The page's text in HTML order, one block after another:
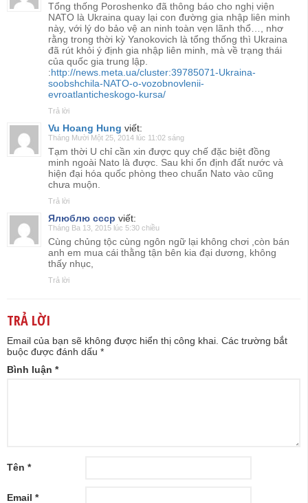
Tổng thống Poroshenko đã thông báo cho nghị viện
NATO là Ukraina quay lại con đường gia nhập liên minh
này, với lý do bảo vệ an ninh toàn vẹn lãnh thổ…, nhơ
rằng trong thời kỳ Yanokovich là tổng thống thì Ukraina
đã rút khỏi ý định gia nhập liên minh, mà về trạng thái
của quốc gia trung lập.
:http://news.meta.ua/cluster:39785071-Ukraina-
soobshchila-NATO-o-vozobnovlenii-
evroatlanticheskogo-kursa/
Trả lời
Vu Hoang Hung viết:
Tháng Mười Một 25, 2014 lúc 11:02 sáng
Tạm thời U chỉ cần xin được quy chế đặc biệt đồng
minh ngoài Nato là được. Sau khi ổn định đất nước và
hiện đại hóa quốc phòng theo chuẩn Nato vào cũng
chưa muộn.
Trả lời
Ялюблю ссср viết:
Tháng Ba 13, 2015 lúc 5:30 chiều
Сùng chủng tộc cùng ngôn ngữ lại không chơi ,còn bán
anh em mua cái thằng tận bên kia đại dương, không
thấy nhục,
Trả lời
TRẢ LỜI
Email của bạn sẽ không được hiển thị công khai. Các trường bắt
buộc được đánh dấu *
Bình luận *
Tên *
Email *